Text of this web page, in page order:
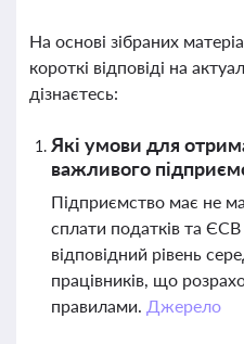
На основі зібраних
короткі відповіді на
дізнаєтесь:
Які умови для
важливого
Підприємство має не
сплати податків та ЄСВ
відповідний рівень
працівників, що
правилами. Джерело